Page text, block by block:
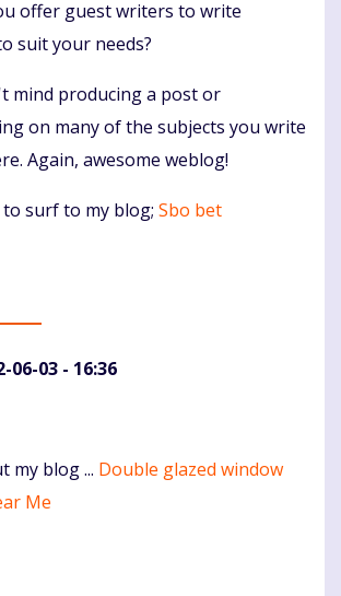
offer guest writers to write
suit your needs?
mind producing a post or
on many of the subjects you write
Again, awesome weblog!
to surf to my blog; Sbo bet
06-03 - 16:36
my blog ... Double glazed window
Me